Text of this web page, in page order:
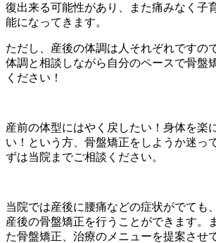
復出来る可能性があり、また痛みなく子
能になってきます。
ただし、産後の体調は人それぞれですの
体調と相談しながら自分のペースで骨盤
ください！
産前の体型にはやく戻したい！身体を楽
い！という方、骨盤矯正をしようか迷っ
ずは当院までご相談ください。
当院では産後に腰痛などの症状がでても
産後の骨盤矯正を行うことができます。
た骨盤矯正、治療のメニューを提案させ